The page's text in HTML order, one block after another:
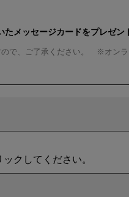
メッセージカードをプレゼン
、ご了承ください。 ※オンラ
クしてください。